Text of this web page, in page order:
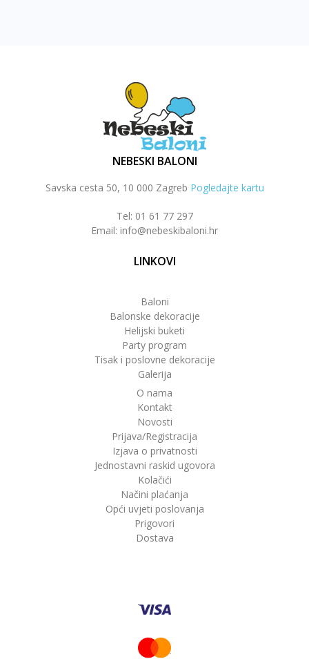
NEBESKI BALONI
Savska cesta 50, 10 000 Zagreb Pogledajte kartu
Tel: 01 61 77 297
Email: info@nebeskibaloni.hr
LINKOVI
Baloni
Balonske dekoracije
Helijski buketi
Party program
Tisak i poslovne dekoracije
Galerija
O nama
Kontakt
Novosti
Prijava/Registracija
Izjava o privatnosti
Jednostavni raskid ugovora
Kolačići
Načini plaćanja
Opći uvjeti poslovanja
Prigovori
Dostava